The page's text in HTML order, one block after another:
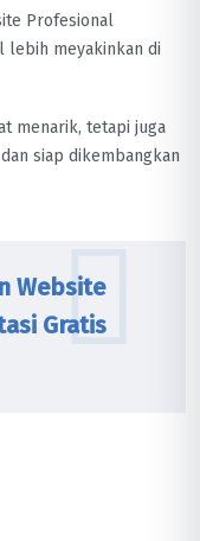
Profesional
lebih meyakinkan di
menarik, tetapi juga
siap dikembangkan
Website
Gratis